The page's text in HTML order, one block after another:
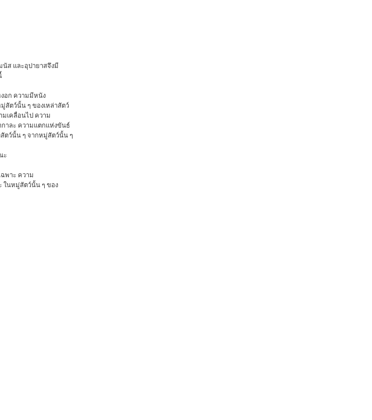
นัส และอุปายาสจึงมี
อก ความมีหนัง
สัตว์นั้น ๆ ของเหล่าสัตว์
มเคลื่อนไป ความ
าละ ความแตกแห่งขันธ์
ตว์นั้น ๆ จากหมู่สัตว์นั้น ๆ
ะ
พาะ ความ
ในหมู่สัตว์นั้น ๆ ของ